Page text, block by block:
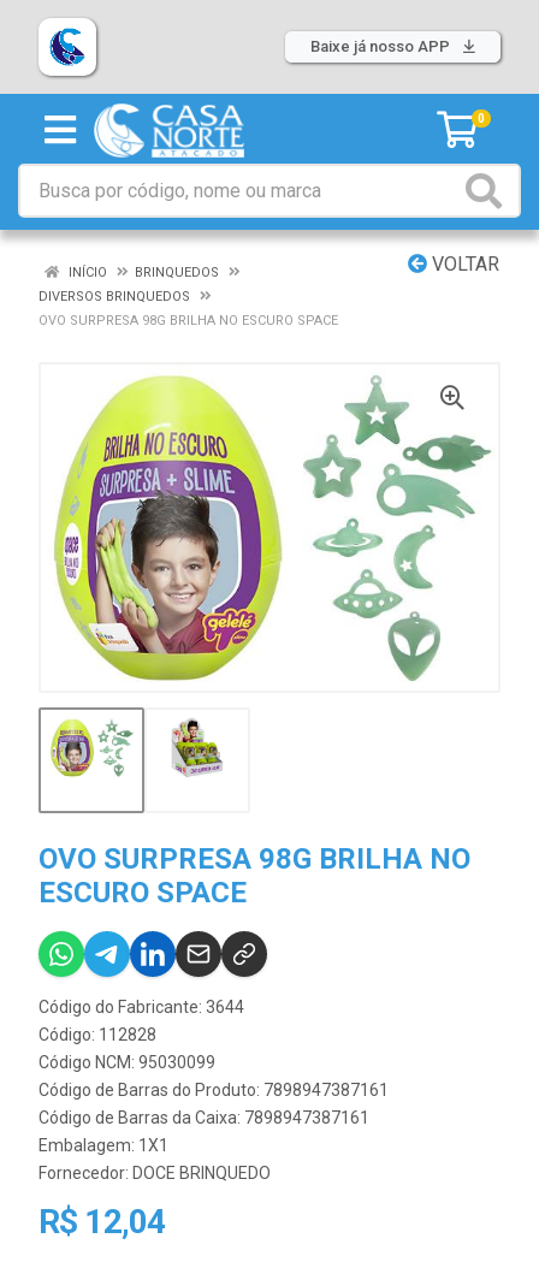
Baixe já nosso APP
0
VOLTAR
INÍCIO
BRINQUEDOS
DIVERSOS BRINQUEDOS
OVO SURPRESA 98G BRILHA NO ESCURO SPACE
OVO SURPRESA 98G BRILHA NO
ESCURO SPACE
Código do Fabricante: 3644
Código: 112828
Código NCM: 95030099
Código de Barras do Produto: 7898947387161
Código de Barras da Caixa: 7898947387161
Embalagem: 1X1
Fornecedor: DOCE BRINQUEDO
R$ 12,04